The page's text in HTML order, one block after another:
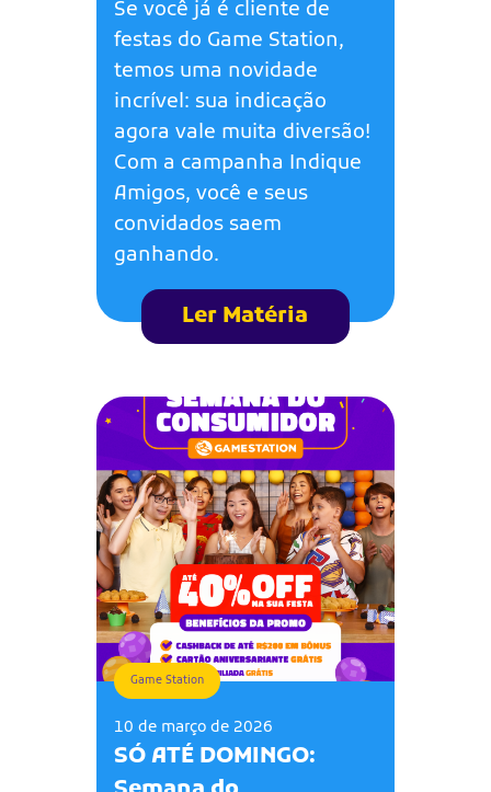
Se você já é cliente de
festas do Game Station,
temos uma novidade
incrível: sua indicação
agora vale muita diversão!
Com a campanha Indique
Amigos, você e seus
convidados saem
ganhando.
Ler Matéria
Game Station
10 de março de 2026
SÓ ATÉ DOMINGO: